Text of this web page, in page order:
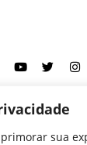
sua
legal